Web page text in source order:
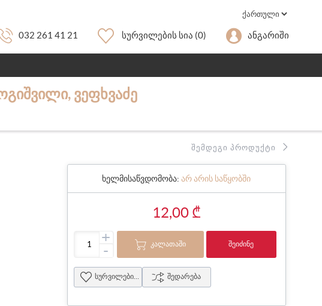
032 261 41 21 Სურვილების Სია (0) Ანგარიში
ᲕᲔᲤᲮᲕᲐᲫᲔ
ᲨᲔᲛᲓᲔᲒᲘ ᲞᲠᲝᲓᲣᲥᲢᲘ
ხელმისაწვდომობა: არ არის საწყობში
12,00 ₾
+
- ᲙᲐᲚᲐᲗᲐᲨᲘ ᲨᲔᲘᲫᲘᲜᲔ
სურვილების სია შედარება